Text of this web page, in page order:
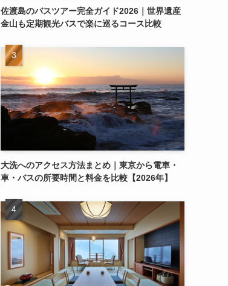
佐渡島のバスツアー完全ガイド2026｜世界遺産
金山も定期観光バスで楽に巡るコース比較
大洗へのアクセス方法まとめ｜東京から電車・
車・バスの所要時間と料金を比較【2026年】